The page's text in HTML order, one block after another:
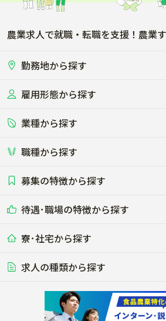
農業求人で就職・転職を支援！農業
勤務地から探す
北海道
関東
東海
雇用形態から探す
正社員 バイ
短期アルバイト
その他（独立・副業など）
業種から探す
畜産（酪農･肉牛･養豚･養鶏など
酪農
する牧場
養豚
る養豚場
レースで活躍する馬の手入れや子馬
その
その他
ど）
畑・圃場で野菜・穀物を生産 ビニ
稲作
ビニールハウスで観賞用植物の栽
植物
環境制
農業資材･肥料
農場設備・肥料・飼料の生産・流
流通･
その他業種
木材の植林・伐採・加工、または
漁業･
魚介
職種から探す
農場･牧場･現場職
専門
研究･開発 WEB･
募集の特徴から探す
未経験歓迎
学歴不問
50代採用実績あり
AT免
待遇･職場の特徴から探す
社会保険完備
食事補助あり
年間
寮･社宅から探す
単身寮あり
寮･社宅相談可
求人の種類から探す
転職おまかせ求人